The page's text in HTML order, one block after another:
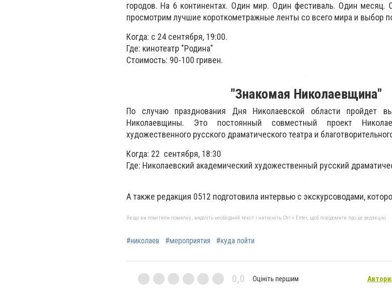
городов. На 6 континентах. Один мир. Один фестиваль. Один месяц.
просмотрим лучшие короткометражные ленты со всего мира и выбор
Когда: с 24 сентября, 19:00.
Где: кинотеатр "Родина"
Стоимость: 90-100 гривен.
"Знакомая Николаевщина"
По случаю празднования Дня Николаевской области пройдет
Николаевщины. Это постоянный совместный проект
художественного русского драматического театра и
Когда: 22 сентября, 18:30
Где: Николаевский академический художественный русский
А также редакция 0512 подготовила интервью с экскурсоводами,
Якщо ви помітили помилку, виділіть необхідний текст і натисніть Ctrl + Enter, щоб повідомити про це редакцію
#николаев #мероприятия #куда пойти
0,0 Оцініть першим